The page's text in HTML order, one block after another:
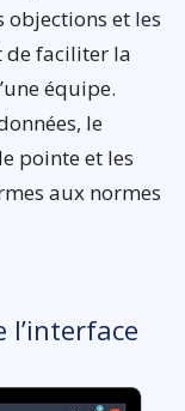
objections et les
de faciliter la
équipe.
le
pointe et les
aux normes
l’interface